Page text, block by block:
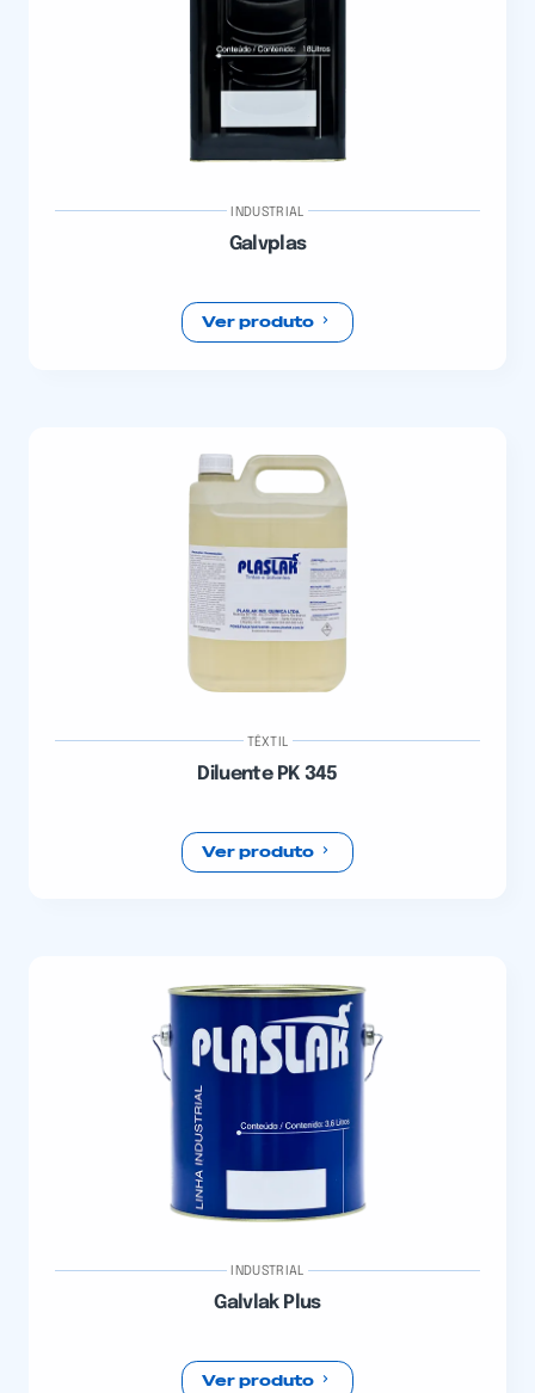
INDUSTRIAL
Galvplas
Ver produto
TÊXTIL
Diluente PK 345
Ver produto
INDUSTRIAL
Galvlak Plus
Ver produto